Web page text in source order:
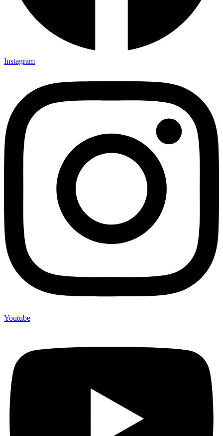
Instagram
Youtube